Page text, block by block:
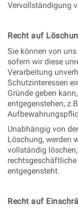
Vervollständigung
Recht auf
Sie können von
sofern wir diese
Verarbeitung
Schutzinteressen
Gründe geben
entgegenstehen,
Unabhängig von
Löschung, werden
vollständig
entgegensteht.
Recht auf